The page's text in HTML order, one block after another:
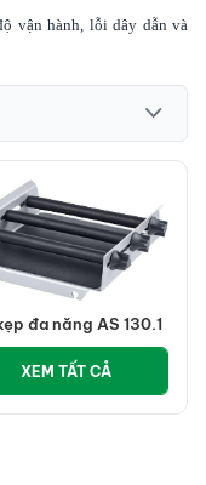
vận hành, lỗi dây dẫn và
đa năng AS 130.1
XEM TẤT CẢ